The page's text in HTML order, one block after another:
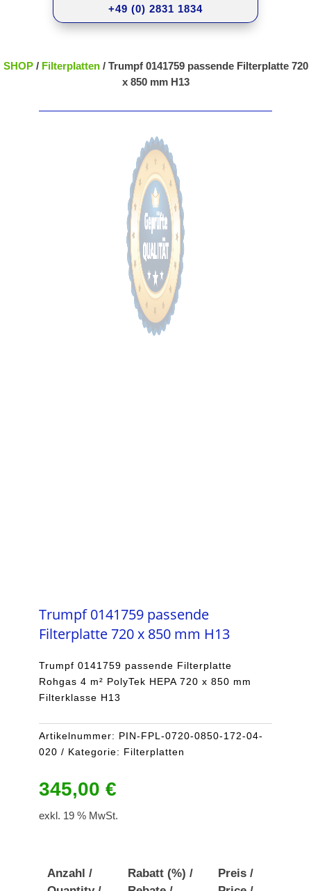
+49 (0) 2831 1834
SHOP/ Filterplatten/ Trumpf 0141759 passende Filterplatte 720
x 850 mm H13
Trumpf 0141759 passende
Filterplatte 720 x 850 mm H13
Trumpf 0141759 passende Filterplatte
Rohgas 4 m² PolyTek HEPA 720 x 850 mm
Filterklasse H13
Artikelnummer: PIN-FPL-0720-0850-172-04-
020
Kategorie: Filterplatten
345,00 €
exkl. 19 % MwSt.
Anzahl /
Rabatt (%) /
Preis /